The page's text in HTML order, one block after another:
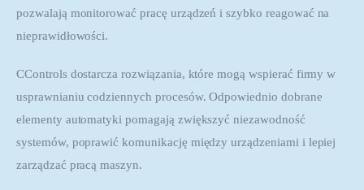
pozwalają monitorować pracę urządzeń i szybko reagować na
nieprawidłowości.
CControls dostarcza rozwiązania, które mogą wspierać firmy w
usprawnianiu codziennych procesów. Odpowiednio dobrane
elementy automatyki pomagają zwiększyć niezawodność
systemów, poprawić komunikację między urządzeniami i lepiej
zarządzać pracą maszyn.